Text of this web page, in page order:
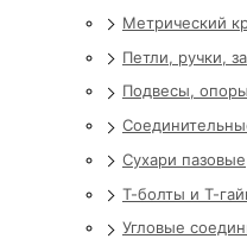
Метрический
Петли, ручки,
Подвесы, опоры
Сухари пазовые
Т-болты и Т-
Угловые